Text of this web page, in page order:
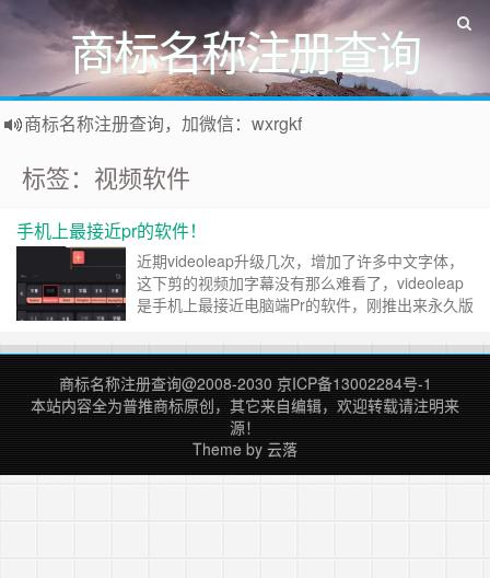
商标名称注册查询
商标名称注册查询，加微信：wxrgkf
标签：视频软件
手机上最接近pr的软件！
近期videoleap升级几次，增加了许多中文字体，
这下剪的视频加字幕没有那么难看了，videoleap
是手机上最接近电脑端Pr的软件，刚推出来永久版
是相比下，里面的背景音乐太少了，没有语音字幕
识别，剪映效果相对更好。 ……
商标名称注册查询@2008-2030 京ICP备13002284号-1
本站内容全为普推商标原创，其它来自编辑，欢迎转载请注明来
源！
Theme by 云落